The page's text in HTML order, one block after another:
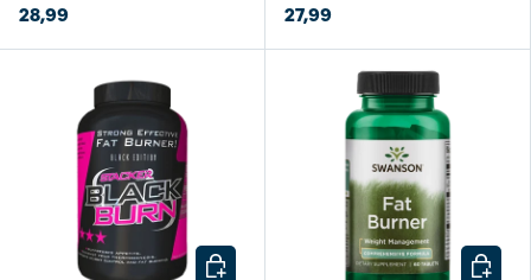
28,99
27,99
KIES MOGELIJKHEDEN KIES